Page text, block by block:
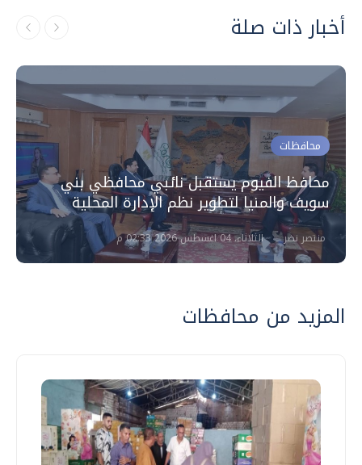
أخبار ذات صلة
محافظات
محافظ الفيوم يستقبل نائبي محافظي بني
سويف والمنيا لتطوير نظم الإدارة المحلية
منتصر نضر الثلاثاء، 04 اغسطس 2026 02:33 م
المزيد من محافظات